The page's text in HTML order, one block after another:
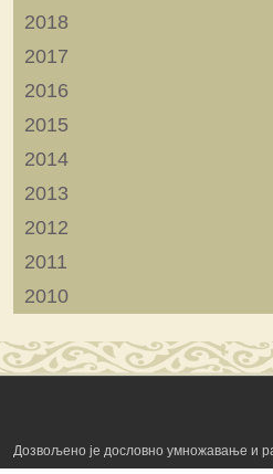
2018
2017
2016
2015
2014
2013
2012
2011
2010
Дозвољено је дословно умножавање и